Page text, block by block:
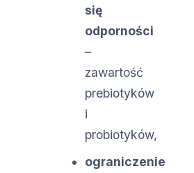
się
odporności
–
zawartość
prebiotyków
i
probiotyków,
ograniczenie